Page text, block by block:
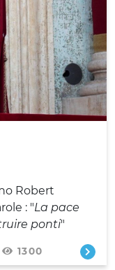
Robert
: "La pace
ponti"
1300